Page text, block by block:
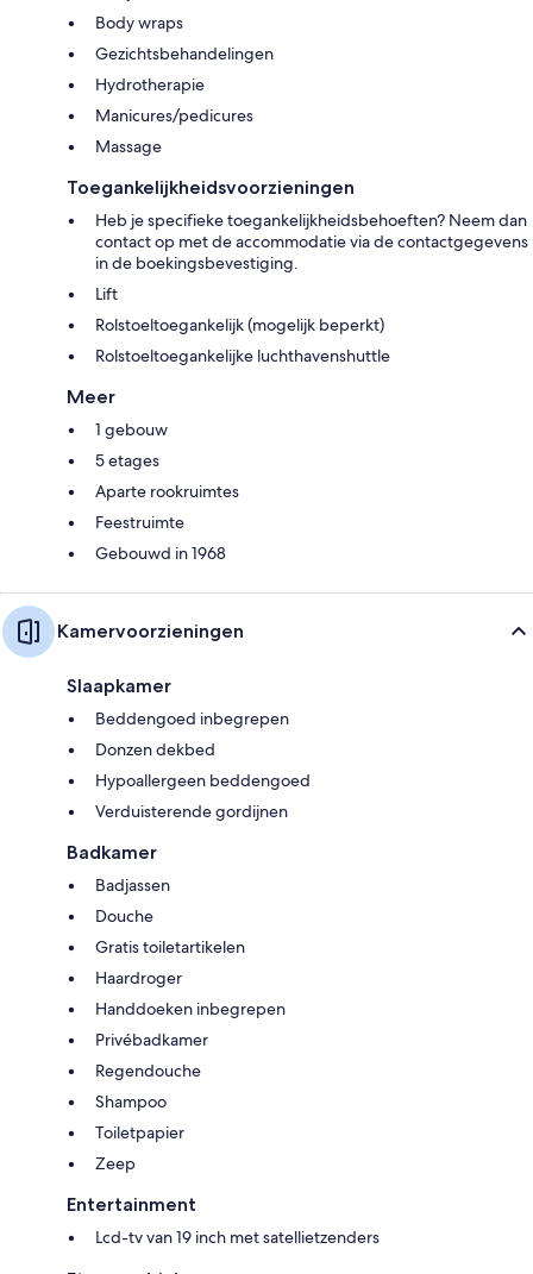
Body wraps
Gezichtsbehandelingen
Hydrotherapie
Manicures/pedicures
Massage
Toegankelijkheidsvoorzieningen
Heb je specifieke toegankelijkheidsbehoeften? Neem dan
contact op met de accommodatie via de contactgegevens
in de boekingsbevestiging.
Lift
Rolstoeltoegankelijk (mogelijk beperkt)
Rolstoeltoegankelijke luchthavenshuttle
Meer
1 gebouw
5 etages
Aparte rookruimtes
Feestruimte
Gebouwd in 1968
Kamervoorzieningen
Slaapkamer
Beddengoed inbegrepen
Donzen dekbed
Hypoallergeen beddengoed
Verduisterende gordijnen
Badkamer
Badjassen
Douche
Gratis toiletartikelen
Haardroger
Handdoeken inbegrepen
Privébadkamer
Regendouche
Shampoo
Toiletpapier
Zeep
Entertainment
Lcd-tv van 19 inch met satellietzenders